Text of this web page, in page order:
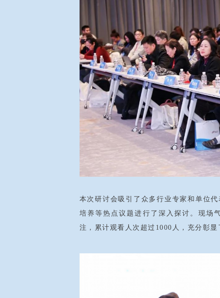
本次研讨会吸引了众多行业专家和单位
培养等热点议题进行了深入探讨。现场
注，累计观看人次超过 1000 人，充分彰